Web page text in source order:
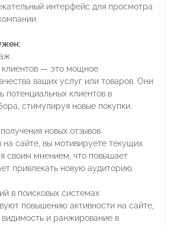
интерфейс для просмотра
клиентов — это мощное
ваших услуг или товаров. Они
потенциальных клиентов в
стимулируя новые покупки.
новых отзывов
на сайте, вы мотивируете текущих
своим мнением, что повышает
привлекать новую аудиторию.
в поисковых системах
повышению активности на сайте,
видимость и ранжирование в